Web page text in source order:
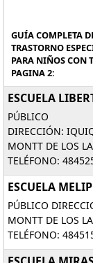
GUÍA COMPLETA
TRASTORNO
PARA NIÑOS CON
PAGINA 2:
ESCUELA
PÚBLICO
DIRECCIÓN:
MONTT DE LOS
TELÉFONO:
ESCUELA
PÚBLICO
MONTT DE LOS
TELÉFONO: